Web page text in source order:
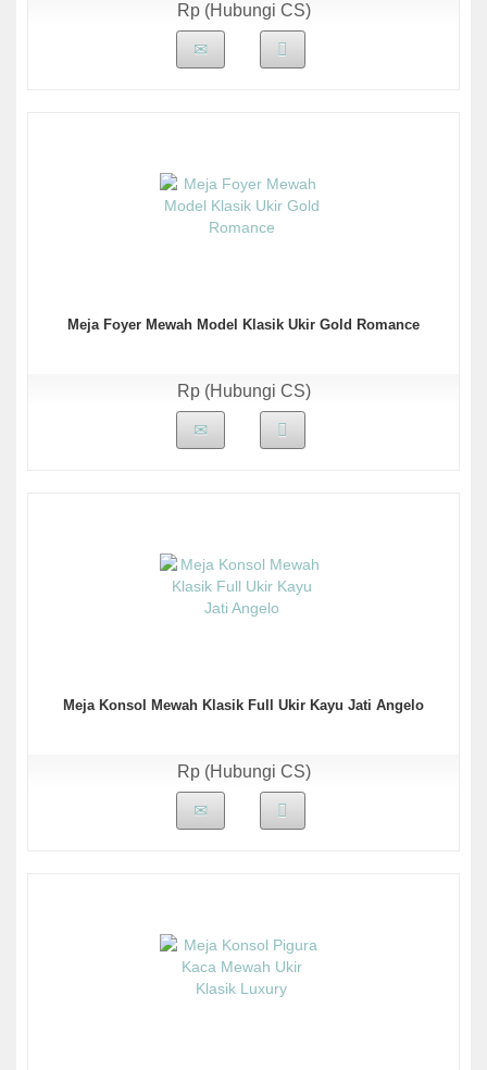
Rp (Hubungi CS)
Meja Foyer Mewah Model Klasik Ukir Gold Romance
Rp (Hubungi CS)
Meja Konsol Mewah Klasik Full Ukir Kayu Jati Angelo
Rp (Hubungi CS)